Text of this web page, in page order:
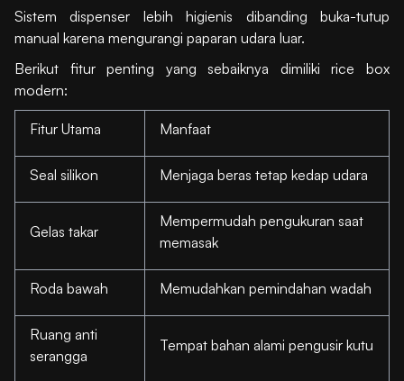
Sistem dispenser lebih higienis dibanding buka-tutup
manual karena mengurangi paparan udara luar.
Berikut fitur penting yang sebaiknya dimiliki rice box
modern:
Fitur Utama Manfaat
Seal silikon Menjaga beras tetap kedap udara
Gelas takar
Mempermudah pengukuran saat
memasak
Roda bawah Memudahkan pemindahan wadah
Ruang anti
serangga
Tempat bahan alami pengusir kutu